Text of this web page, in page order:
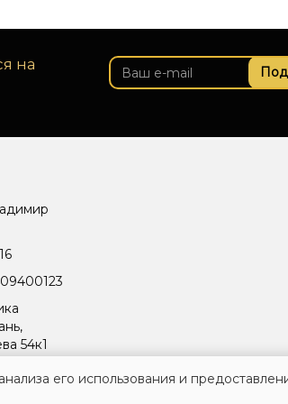
на
54к1
его использования и